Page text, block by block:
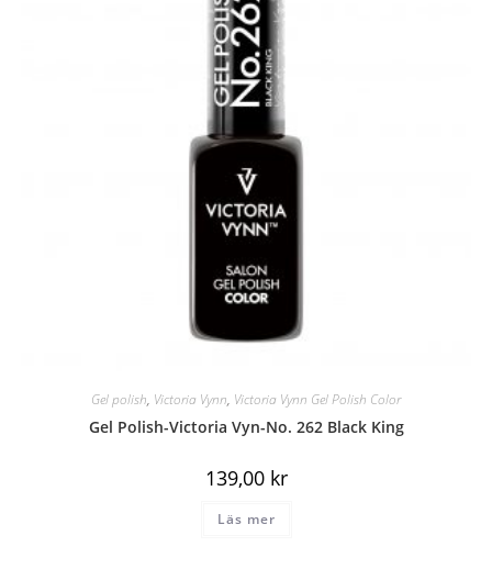
Gel polish, Victoria Vynn, Victoria Vynn Gel Polish Color
Gel Polish-Victoria Vyn-No. 262 Black King
139,00 kr
Läs mer